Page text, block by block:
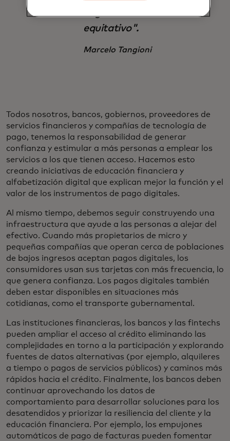
equitativo".
Marcelo Tangioni
Todos nosotros, bancos, gobiernos, proveedores de
servicios financieros y compañías de tecnología de
pago, tenemos la responsabilidad de generar
confianza y estimular a más personas a emplear los
servicios a los que tienen acceso. Hacemos esto
creando iniciativas de educación financiera y
alfabetización digital que explican mejor la función y el
valor de los instrumentos de pago digitales.
Al mismo tiempo, debemos seguir construyendo una
infraestructura que ayude a las personas a alejar del
efectivo. Cuando más propietarios de micro y
pequeñas compañías que operan cerca de poblaciones
de bajos ingresos aceptan pagos digitales, los
consumidores usan sus tarjetas con más frecuencia, lo
que genera confianza. Los pagos digitales también
deben estar disponibles en situaciones más
cotidianas, como el transporte gubernamental.
Las instituciones financieras, los bancos y las fintechs
pueden ampliar el acceso al crédito eliminando las
complejidades en torno a la participación y explorando
fuentes de datos alternativas (por ejemplo, alquileres
a tiempo o pagos de servicios públicos) y caminos más
rápidos hacia el crédito. Finalmente, los bancos deben
continuar aprovechando los datos de
comportamiento para desarrollar soluciones para los
desatendidos y priorizar la resiliencia del cliente y la
educación financiera. Por ejemplo, los empujones
automáticos de pago de facturas pueden fomentar